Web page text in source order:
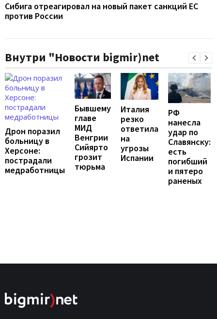
Сибига отреагировал на новый пакет санкций ЕС
против России
Внутри "Новости bigmir)net
Дрон поразил
больницу в
Херсоне:
пострадали
медработницы
Бывшему
главе
МИД
Венгрии
Сийярто
грозит
тюрьма
Италия
резко
ответила
на
угрозы
Испании
РФ
нанесла
удар по
Славянску:
есть
погибший
и пятеро
раненых